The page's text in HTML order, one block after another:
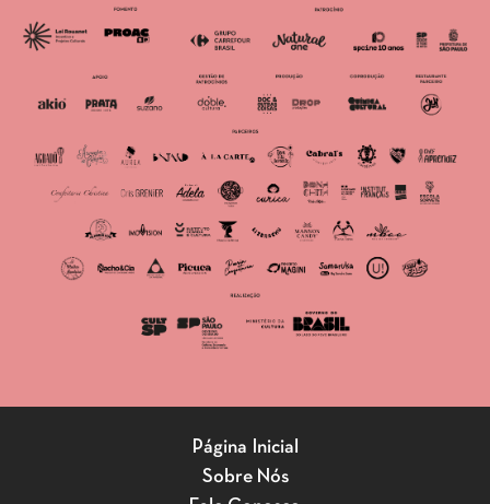
Página Inicial
Sobre Nós